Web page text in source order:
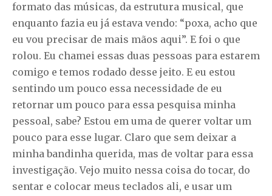
formato das músicas, da estrutura musical, que
enquanto fazia eu já estava vendo: “poxa, acho que
eu vou precisar de mais mãos aqui”. E foi o que
rolou. Eu chamei essas duas pessoas para estarem
comigo e temos rodado desse jeito. E eu estou
sentindo um pouco essa necessidade de eu
retornar um pouco para essa pesquisa minha
pessoal, sabe? Estou em uma de querer voltar um
pouco para esse lugar. Claro que sem deixar a
minha bandinha querida, mas de voltar para essa
investigação. Vejo muito nessa coisa do tocar, do
sentar e colocar meus teclados ali, e usar um